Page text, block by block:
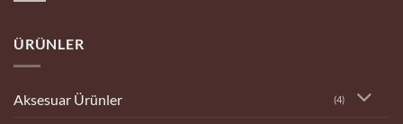
Dükkanı
ÜRÜNLER
Aksesuar Ürünler (4)